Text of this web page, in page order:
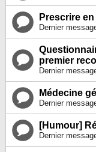
Prescrire
Dernier
premier
Dernier
Médecine
Dernier
[Humour]
Dernier